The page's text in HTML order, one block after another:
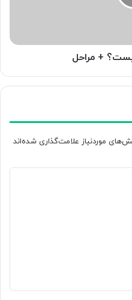
+ مراحل
موردنیاز علامت‌گذاری شده‌اند